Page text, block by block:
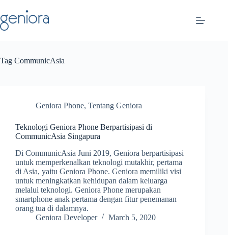
to
content
Tag CommunicAsia
Geniora Phone, Tentang Geniora
Teknologi Geniora Phone Berpartisipasi di
CommunicAsia Singapura
Di CommunicAsia Juni 2019, Geniora berpartisipasi
untuk memperkenalkan teknologi mutakhir, pertama
di Asia, yaitu Geniora Phone. Geniora memiliki visi
untuk meningkatkan kehidupan dalam keluarga
melalui teknologi. Geniora Phone merupakan
smartphone anak pertama dengan fitur penemanan
orang tua di dalamnya.
Geniora Developer
March 5, 2020